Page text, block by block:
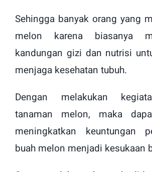
Sehingga banyak orang yang
melon karena biasanya
kandungan gizi dan nutrisi
menjaga kesehatan tubuh.
Dengan melakukan
tanaman melon, maka
meningkatkan keuntungan
buah melon menjadi kesukaan